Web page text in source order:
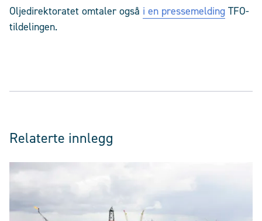
Oljedirektoratet omtaler også i en pressemelding TFO-
tildelingen.
Relaterte innlegg